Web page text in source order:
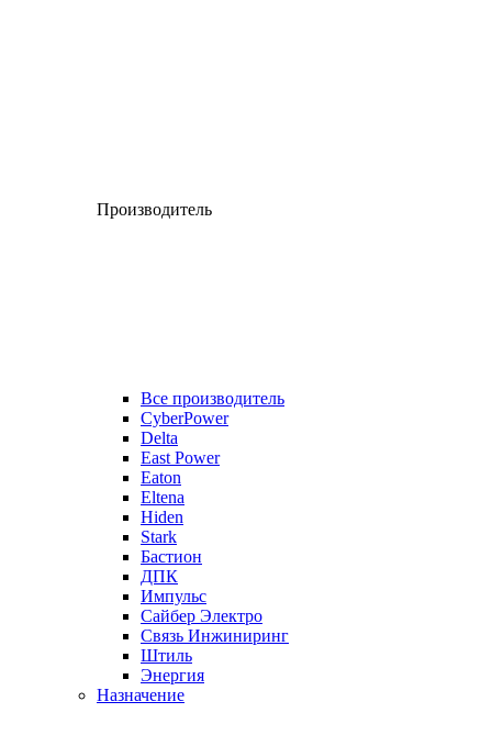
Производитель
Все производитель
CyberPower
Delta
East Power
Eaton
Eltena
Hiden
Stark
Бастион
ДПК
Импульс
Сайбер Электро
Связь Инжиниринг
Штиль
Энергия
Назначение